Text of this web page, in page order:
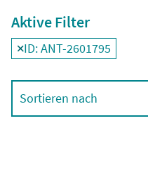
Aktive Filter
Filter
ID: ANT-2601795
deaktivieren
Sortieren nach